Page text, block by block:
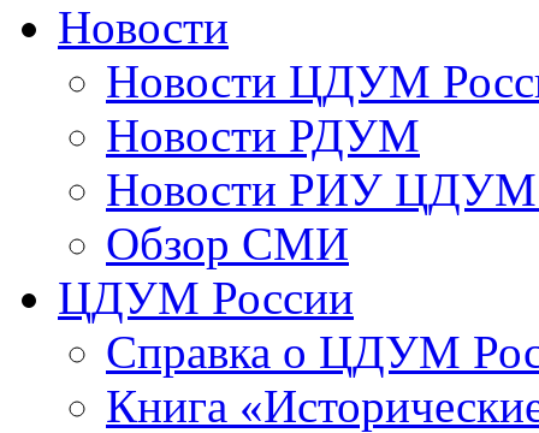
Новости
Новости ЦДУМ
Новости РДУМ
Новости РИУ ЦДУМ
Обзор СМИ
ЦДУМ России
Справка о ЦДУМ
Книга